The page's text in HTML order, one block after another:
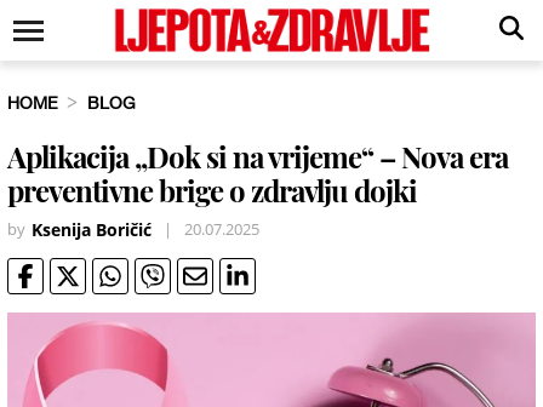
HOME BLOG
Aplikacija „Dok si na vrijeme“ – Nova era
preventivne brige o zdravlju dojki
by Ksenija Boričić | 20.07.2025